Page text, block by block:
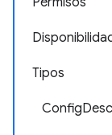
Tipos